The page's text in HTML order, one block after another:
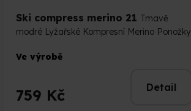
Ski compress merino 21 Tmavě
modré Lyžařské Kompresní Merino Ponožky
Průměrné
hodnocení
je
5,0
Ve výrobě
759 Kč Detail